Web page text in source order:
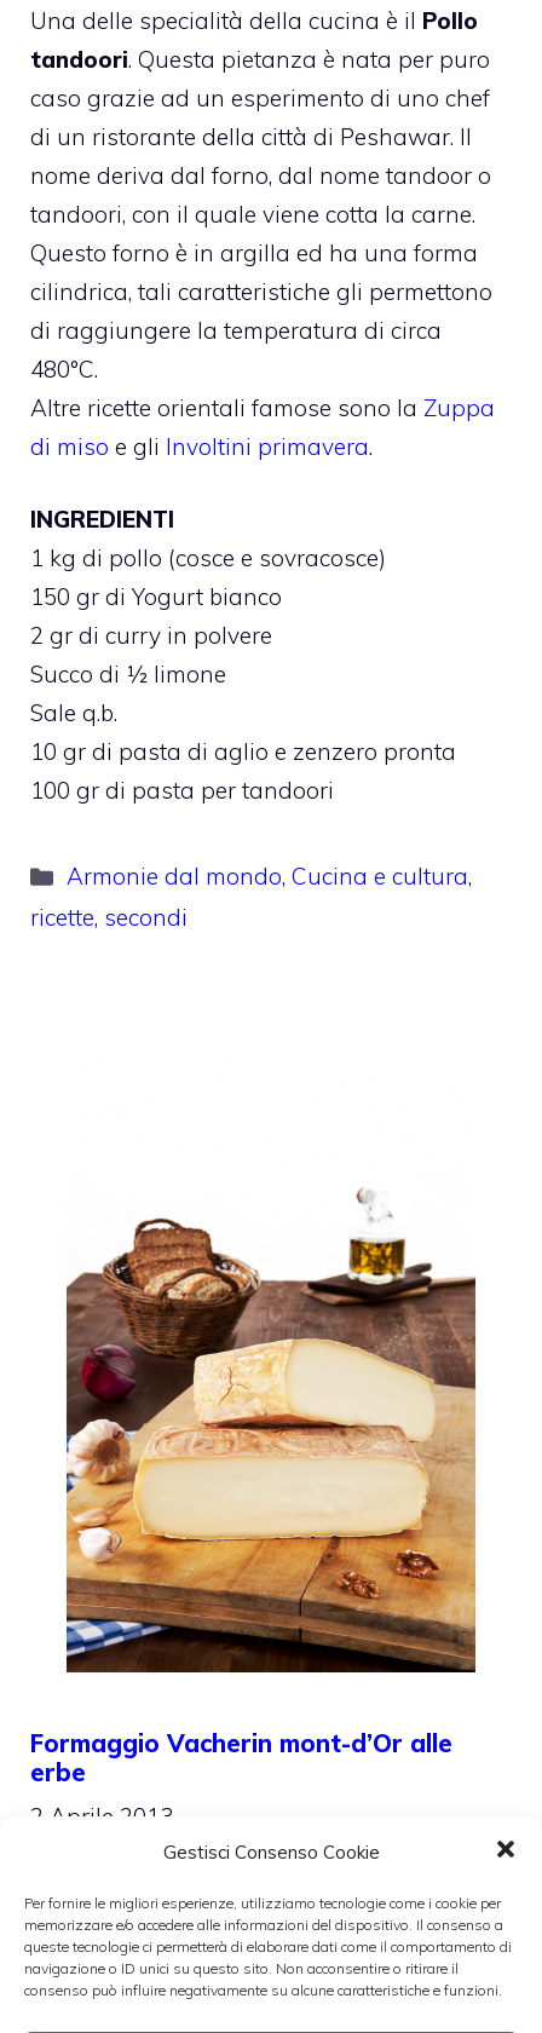
Gestisci Consenso Cookie
Per fornire le migliori esperienze, utilizziamo tecnologie come i cookie per
memorizzare e/o accedere alle informazioni del dispositivo. Il consenso a
queste tecnologie ci permetterà di elaborare dati come il comportamento di
navigazione o ID unici su questo sito. Non acconsentire o ritirare il
consenso può influire negativamente su alcune caratteristiche e funzioni.
Una delle specialità della cucina è il Pollo
tandoori. Questa pietanza è nata per puro
caso grazie ad un esperimento di uno chef
di un ristorante della città di Peshawar. Il
nome deriva dal forno, dal nome tandoor o
tandoori, con il quale viene cotta la carne.
Questo forno è in argilla ed ha una forma
cilindrica, tali caratteristiche gli permettono
di raggiungere la temperatura di circa
480°C.
Altre ricette orientali famose sono la Zuppa
di miso e gli Involtini primavera.
INGREDIENTI
1 kg di pollo (cosce e sovracosce)
150 gr di Yogurt bianco
2 gr di curry in polvere
Succo di ½ limone
Sale q.b.
10 gr di pasta di aglio e zenzero pronta
100 gr di pasta per tandoori
Categorie
Armonie dal mondo,Cucina e cultura,
ricette, secondi
Formaggio Vacherin mont-d’Or alle
erbe
2 Aprile 2013